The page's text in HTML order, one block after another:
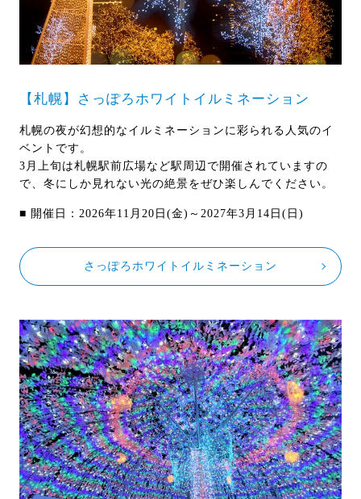
【札幌】さっぽろホワイトイルミネーション
札幌の夜が幻想的なイルミネーションに彩られる人気のイ
ベントです。
3月上旬は札幌駅前広場など駅周辺で開催されていますの
で、冬にしか見れない光の絶景をぜひ楽しんでください。
■ 開催日：2026年11月20日(金)～2027年3月14日(日)
さっぽろホワイトイルミネーション